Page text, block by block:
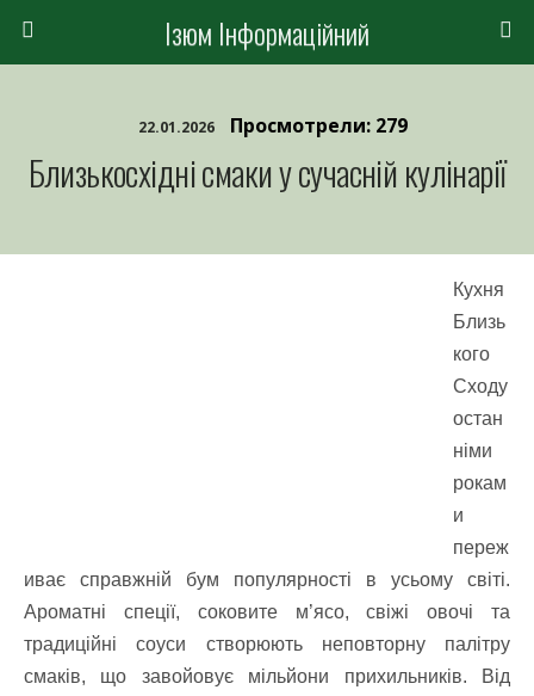
Ізюм Інформаційний
22.01.2026 Просмотрели: 279
Близькосхідні смаки у сучасній кулінарії
Кухня
Близь
кого
Сходу
остан
німи
рокам
и
переж
иває справжній бум популярності в усьому світі.
Ароматні спеції, соковите м’ясо, свіжі овочі та
традиційні соуси створюють неповторну палітру
смаків, що завойовує мільйони прихильників. Від